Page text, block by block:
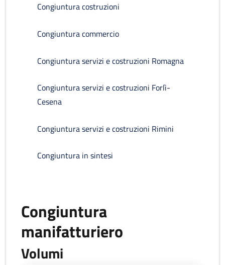
Congiuntura costruzioni
Congiuntura commercio
Congiuntura servizi e costruzioni Romagna
Congiuntura servizi e costruzioni Forlì-
Cesena
Congiuntura servizi e costruzioni Rimini
Congiuntura in sintesi
Congiuntura
manifatturiero
Volumi